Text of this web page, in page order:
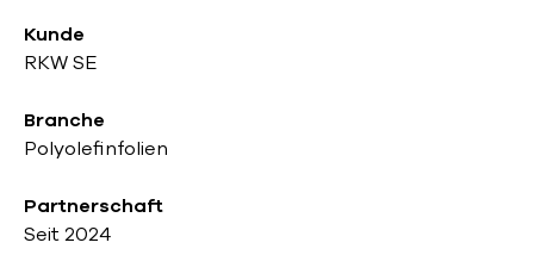
Kunde
RKW SE
Branche
Polyolefinfolien
Partnerschaft
Seit 2024